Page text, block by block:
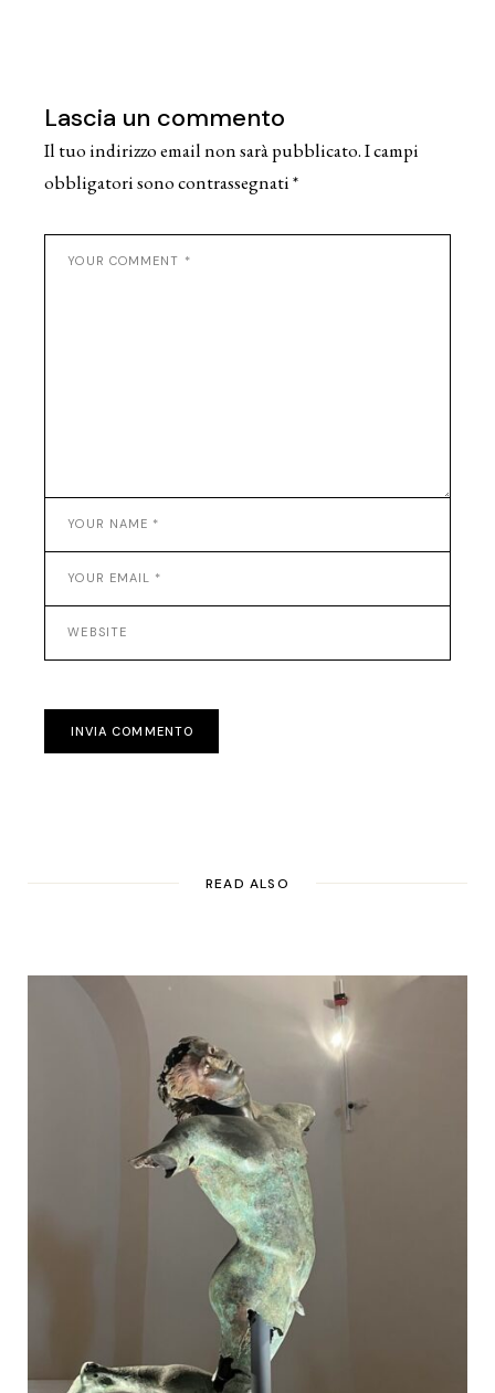
Lascia un commento
Il tuo indirizzo email non sarà pubblicato.I campi
obbligatori sono contrassegnati*
INVIA COMMENTO
READ ALSO